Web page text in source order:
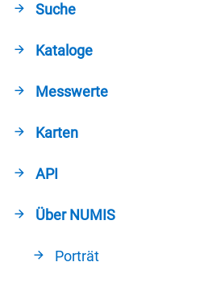
Suche
Kataloge
Messwerte
Karten
API
Über NUMIS
Porträt